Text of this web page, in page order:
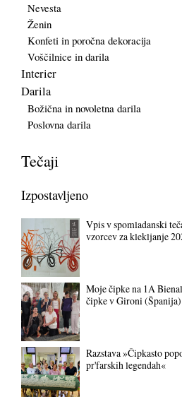
Nevesta
Ženin
Konfeti in poročna dekoracija
Voščilnice in darila
Interier
Darila
Božična in novoletna darila
Poslovna darila
Tečaji
Izpostavljeno
Vpis v spomladanski
vzorcev za klekljanje
Moje čipke na 1A
čipke v Gironi (Španija)
Razstava »Čipkasto
pr'farskih legendah«